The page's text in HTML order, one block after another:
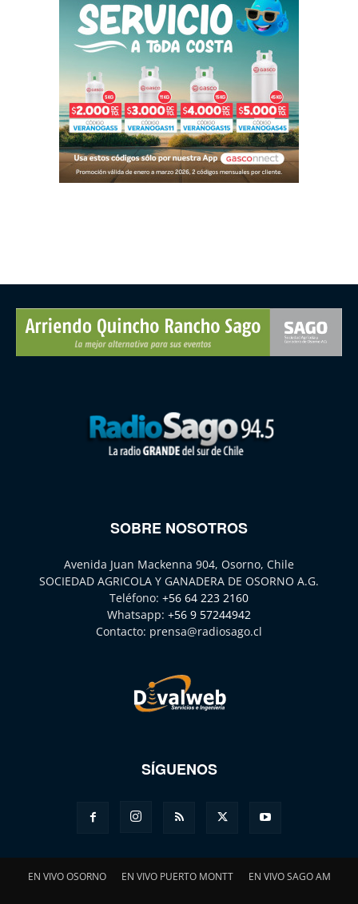
SOBRE NOSOTROS
Avenida Juan Mackenna 904, Osorno, Chile
SOCIEDAD AGRICOLA Y GANADERA DE OSORNO A.G.
Teléfono: +56 64 223 2160
Whatsapp: +56 9 57244942
Contacto: prensa@radiosago.cl
SÍGUENOS
EN VIVO OSORNO EN VIVO PUERTO MONTT EN VIVO SAGO AM